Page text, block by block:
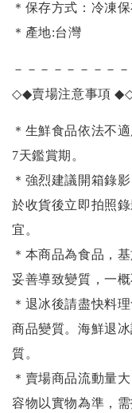
＊保存方式：冷凍
＊產地:台灣
－－－－－－－－
◇◆賣場注意事項
＊生鮮食品依法不
7天鑑賞期。
＊強烈建議開箱錄
於收貨後立即拍照
宜。
＊本商品為食品，
妥善導致變質，一概
＊退冰後請盡快料
商品變質。海鮮退冰
質。
＊賣場商品流動量
容物以實物為準，